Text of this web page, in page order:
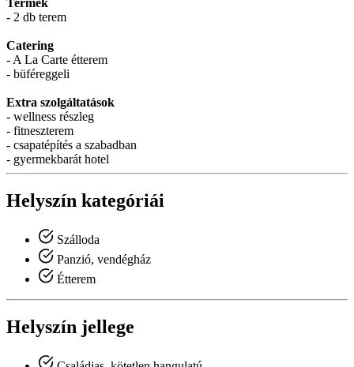
Termek
- 2 db terem
Catering
- A La Carte étterem
- büféreggeli
Extra szolgáltatások
- wellness részleg
- fitneszterem
- csapatépítés a szabadban
- gyermekbarát hotel
Helyszín kategóriái
Szálloda
Panzió, vendégház
Étterem
Helyszín jellege